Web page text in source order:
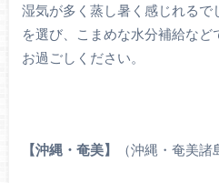
湿気が多く蒸し暑く感じれるで
を選び、こまめな水分補給など
お過ごしください。
【沖縄・奄美】 （沖縄・奄美諸